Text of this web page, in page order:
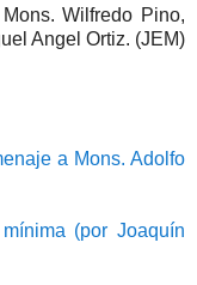
Wilfredo Pino,
Angel Ortiz. (JEM)
a Mons. Adolfo
(por Joaquín